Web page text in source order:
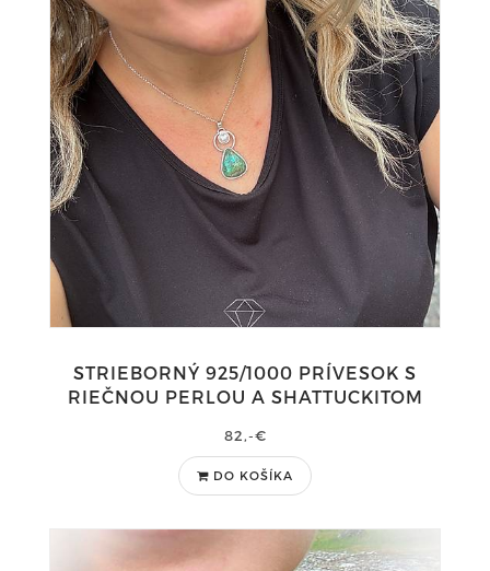
STRIEBORNÝ 925/1000 PRÍVESOK S
RIEČNOU PERLOU A SHATTUCKITOM
82,-€
DO KOŠÍKA